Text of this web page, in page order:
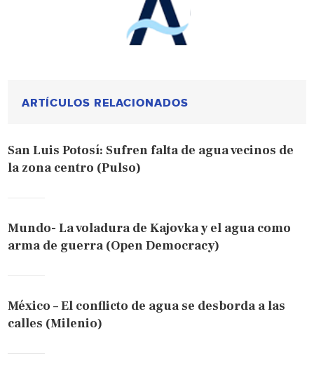
ARTÍCULOS RELACIONADOS
San Luis Potosí: Sufren falta de agua vecinos de
la zona centro (Pulso)
Mundo- La voladura de Kajovka y el agua como
arma de guerra (Open Democracy)
México – El conflicto de agua se desborda a las
calles (Milenio)